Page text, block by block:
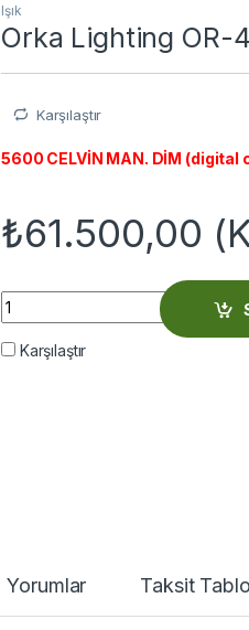
Işık
Orka Lighting OR-
Karşılaştır
5600 CELVİN MAN. DİM (digital
₺61.500,00
Orka Lighting OR-4031 quantity
Karşılaştır
Yorumlar Taksit